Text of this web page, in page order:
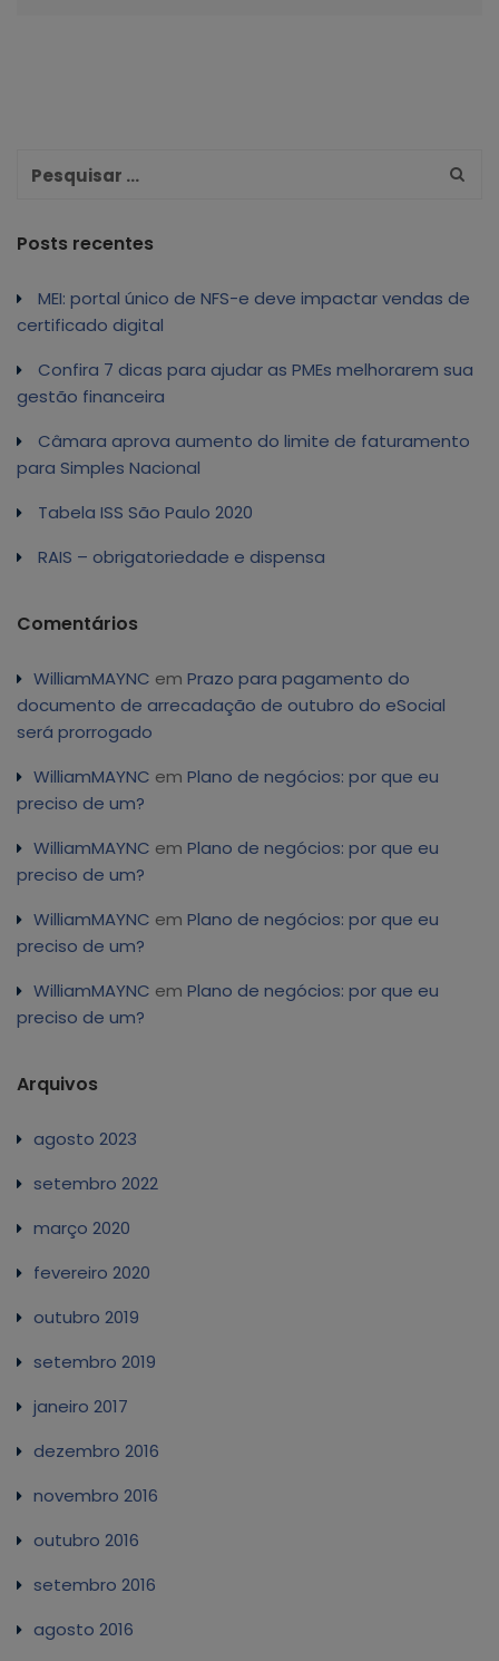
Posts recentes
MEI: portal único de NFS-e deve impactar vendas de
certificado digital
Confira 7 dicas para ajudar as PMEs melhorarem sua
gestão financeira
Câmara aprova aumento do limite de faturamento
para Simples Nacional
Tabela ISS São Paulo 2020
RAIS – obrigatoriedade e dispensa
Comentários
WilliamMAYNC em Prazo para pagamento do
documento de arrecadação de outubro do eSocial
será prorrogado
WilliamMAYNC em Plano de negócios: por que eu
preciso de um?
WilliamMAYNC em Plano de negócios: por que eu
preciso de um?
WilliamMAYNC em Plano de negócios: por que eu
preciso de um?
WilliamMAYNC em Plano de negócios: por que eu
preciso de um?
Arquivos
agosto 2023
setembro 2022
março 2020
fevereiro 2020
outubro 2019
setembro 2019
janeiro 2017
dezembro 2016
novembro 2016
outubro 2016
setembro 2016
agosto 2016